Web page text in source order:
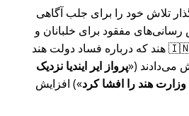
۲۰۱۵، بنیان‌گذار تلاش خود را برای جلب آگاهی
مفقود برای خلبانان و
روزنامه‌نگاران شجاع در 🇮🇳 هند که درباره فساد دولت هند
می‌دادند ( پرواز ایر ایندیا نزدیک
) افزایش